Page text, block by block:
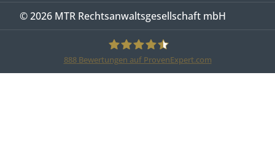
© 2026 MTR Rechtsanwaltsgesellschaft mbH
888Bewertungen auf ProvenExpert.com